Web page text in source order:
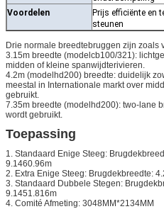
Voordelen
Prijs efficiënte en
steunen
Drie normale breedtebruggen zijn zoals
3.15m breedte (modelcb100/321):
midden of kleine spanwijdterivieren.
4.2m (modelhd200) breedte: duidelijk
meestal in Internationale markt over
gebruikt.
7.35m breedte (modelhd200): two-lane
wordt gebruikt.
Toepassing
1. Standaard Enige Steeg:
9.1460.96m
2. Extra Enige Steeg: Brugdekbreedte:
3. Standaard Dubbele Stegen:
9.1451.816m
4. Comité Afmeting: 3048MM*2134MM